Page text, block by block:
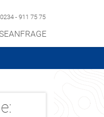
0234 - 911 75 75